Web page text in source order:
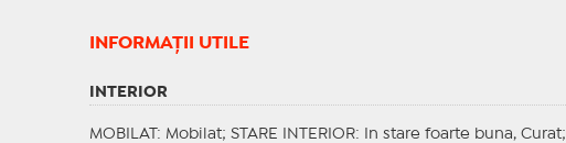
INFORMAŢII UTILE
INTERIOR
MOBILAT : Mobilat; STARE INTERIOR: In stare foarte buna, Curat;